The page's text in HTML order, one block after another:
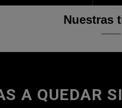
Nuestras
A QUEDAR